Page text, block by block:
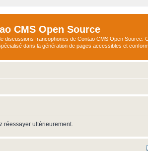
CMS Open Source
discussions francophones de Contao CMS Open Source.
dans la génération de pages accessibles et
réessayer ultérieurement.